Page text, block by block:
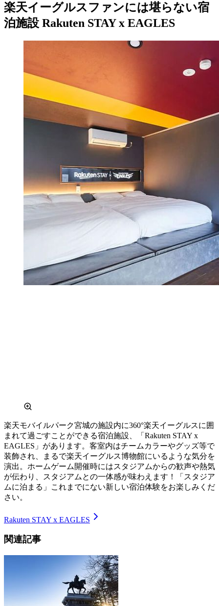
楽天イーグルスファンには堪らない宿
泊施設 Rakuten STAY x EAGLES
楽天モバイルパーク宮城の施設内に360°楽天イーグルスに囲
まれて過ごすことができる宿泊施設、「Rakuten STAY x
EAGLES」があります。客室内はチームカラーやグッズ等で
装飾され、まるで楽天イーグルス博物館にいるような気分を
演出。ホームゲーム開催時にはスタジアムからの歓声や熱気
が伝わり、スタジアムとの一体感が味わえます！「スタジア
ムに泊まる」これまでにない新しい宿泊体験をお楽しみくだ
さい。
Rakuten STAY x EAGLES
関連記事